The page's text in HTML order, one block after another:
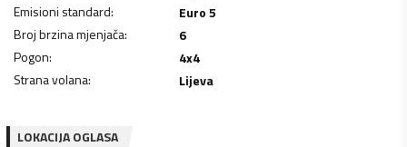
Emisioni standard:
Euro 5
Broj brzina mjenjača:
6
Pogon:
4x4
Strana volana: Lijeva
LOKACIJA OGLASA